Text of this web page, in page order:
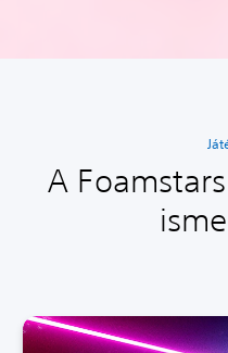
A